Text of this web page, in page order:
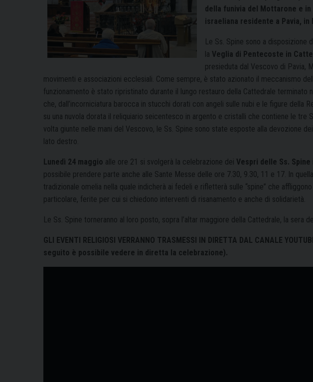
della funivia del Mottarone e
israeliana residente a Pavia, in
Le Ss. Spine sono a disposizione
la Veglia di Pentecoste in
presieduta dal Vescovo di Pavia,
movimenti e associazioni ecclesiali. Come sempre, è stato azionato il meccanismo
funzionamento è stato ripristinato durante il lungo restauro della Cattedrale terminato
che, dall’incorniciatura barocca in stucchi dorati con angeli sulle nubi e le figure della
su una nuvola dorata il reliquiario seicentesco in argento e cristalli che contiene le tre
volta giunte nelle mani del Vescovo, le Ss. Spine sono state esposte alla devozione
lato destro.
Lunedì 24 maggio alle ore 21 si svolgerà la celebrazione dei Vespri delle Ss. Spine
possibile prendere parte anche alle Sante Messe delle ore 7.30, 9.30, 11 e 17. In
tradizionale omelia nella quale indicherà ai fedeli e rifletterà sulle “spine” che
particolare, ferite per cui si chiedono interventi di risanamento e anche di solidarietà.
Le Ss. Spine torneranno al loro posto, sopra l’altar maggiore della Cattedrale, la sera
GLI EVENTI RELIGIOSI VERRANNO TRASMESSI IN DIRETTA DAL CANALE
seguito è possibile vedere in diretta la celebrazione).